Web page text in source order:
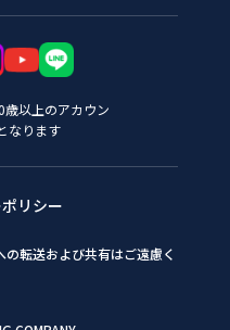
以上のアカウン
なります
リシー
転送および共有はご遠慮く